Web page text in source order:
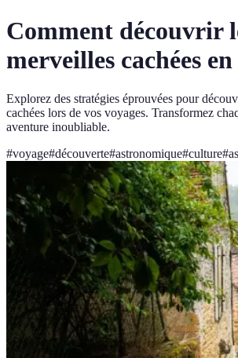
Comment découvrir
merveilles cachées
Explorez des stratégies éprouvées pour
cachées lors de vos voyages. Transformez
aventure inoubliable.
#voyage#découverte#astronomique#culture#